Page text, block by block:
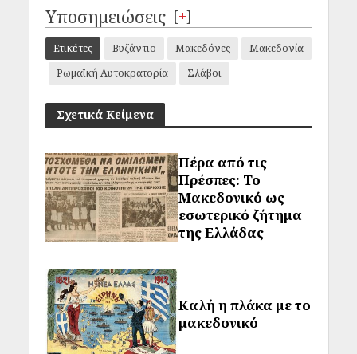
Υποσημειώσεις [+]
Ετικέτες Βυζάντιο Μακεδόνες
Μακεδονία
Ρωμαϊκή Αυτοκρατορία
Σλάβοι
Σχετικά Κείμενα
Πέρα από τις
Πρέσπες: Το
Μακεδονικό ως
εσωτερικό ζήτημα
της Ελλάδας
Καλή η πλάκα με το
μακεδονικό